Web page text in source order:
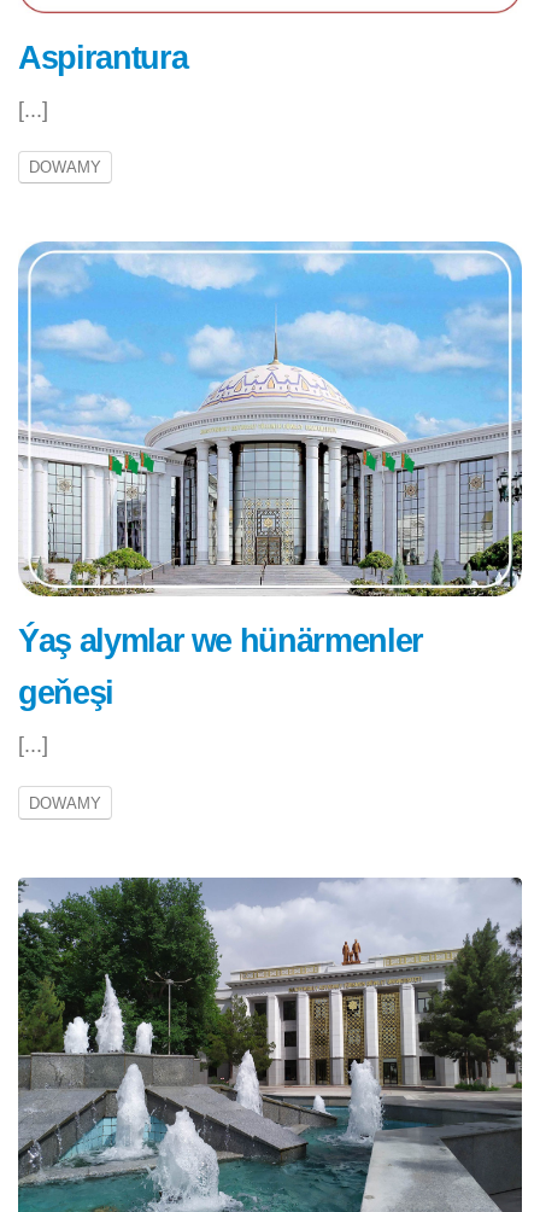
Aspirantura
[...]
DOWAMY
Ýaş alymlar we hünärmenler
geňeşi
[...]
DOWAMY